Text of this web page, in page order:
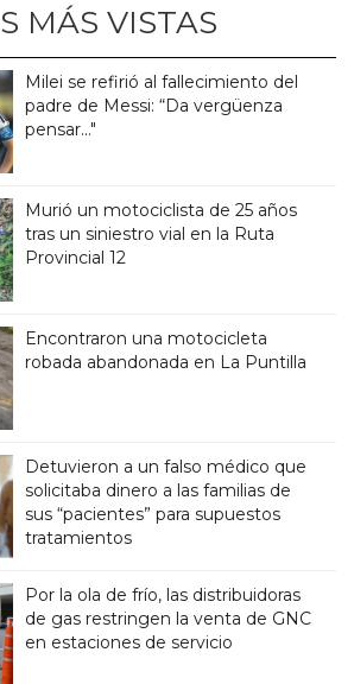
MÁS VISTAS
Milei se refirió al fallecimiento del
padre de Messi: “Da vergüenza
pensar..."
Murió un motociclista de 25 años
tras un siniestro vial en la Ruta
Provincial 12
Encontraron una motocicleta
robada abandonada en La Puntilla
Detuvieron a un falso médico que
solicitaba dinero a las familias de
sus “pacientes” para supuestos
tratamientos
Por la ola de frío, las distribuidoras
de gas restringen la venta de GNC
en estaciones de servicio